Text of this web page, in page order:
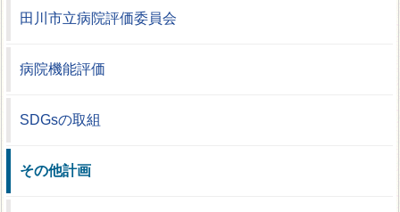
田川市立病院評価委員会
病院機能評価
SDGsの取組
その他計画